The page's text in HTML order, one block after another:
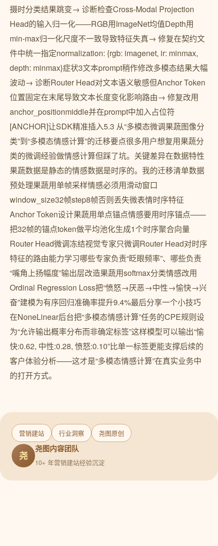
摄时分类结果跳变→ 诊断检查Cross-Modal Projection
Head的输入归一化——RGB用ImageNet均值Depth用
min-max归一化尺度不一致导致特征失真→ 修复在契约文
件中统一指定normalization: {rgb: imagenet, ir: minmax,
depth: minmax}症状3文本prompt稍作修改多模态结果大幅
波动→ 诊断Router Head对文本语义敏感但Anchor Token
位置固定在末尾导致文本长度变化影响路由→ 修复改用
anchor_positionmiddle并在prompt中加入占位符
[ANCHOR]让SDK精准插入5.3 从“多模态微调果蔬图像分
类”到“多模态情感计算”的迁移要点很多用户想复用果蔬分
类的微调经验做情感计算但踩了坑。关键差异在数据特性
果蔬数据是静态的情感数据是时序的。我的迁移清单数据
预处理果蔬用单帧采样情感必须用滑动窗口
window_size32帧step8帧否则丢失微表情时序特征
Anchor Token设计果蔬用单点锚点情感要用时序锚点——
把32帧的锚点token做平均池化生成1个时序聚合向量
Router Head微调冻结视觉专家只微调Router Head对时序
特征的路由能力学习哪些专家负责“眨眼频率”、哪些负责
“嘴角上扬幅度”输出层改造果蔬用softmax分类情感改用
Ordinal Regression Loss把“愤怒→厌恶→中性→愉快→兴
奋”建模为有序回归准确率提升9.4%最后分享一个小技巧
在NoneLinear后台把“多模态情感计算”任务的CPE规则设
为“允许输出概率分布而非确定标签”这样模型可以输出“愉
快:0.62, 中性:0.28, 愤怒:0.10”比单一标签更能支撑后续的
客户体验分析——这才是“多模态情感计算”在真实业务中
的打开方式。
营销建站 行业洞察 尧图原创
尧
尧图内容团队
10+ 年营销建站经验沉淀